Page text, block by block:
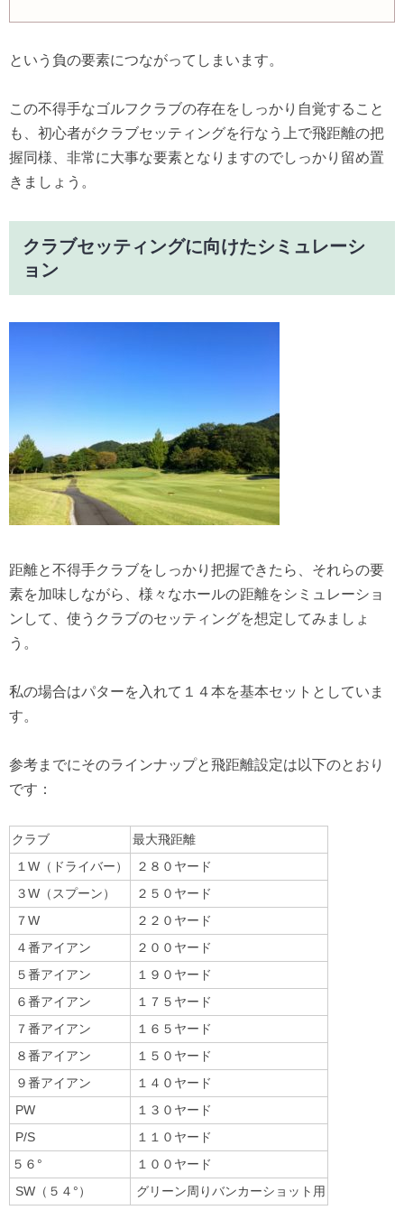
という負の要素につながってしまいます。
この不得手なゴルフクラブの存在をしっかり自覚すること
も、初心者がクラブセッティングを行なう上で飛距離の把
握同様、非常に大事な要素となりますのでしっかり留め置
きましょう。
クラブセッティングに向けたシミュレーシ
ョン
距離と不得手クラブをしっかり把握できたら、それらの要
素を加味しながら、様々なホールの距離をシミュレーショ
ンして、使うクラブのセッティングを想定してみましょ
う。
私の場合はパターを入れて１４本を基本セットとしていま
す。
参考までにそのラインナップと飛距離設定は以下のとおり
です：
クラブ
最大飛距離
１W（ドライバー）
２８０ヤード
３W（スプーン）
２５０ヤード
７W
２２０ヤード
４番アイアン
２００ヤード
５番アイアン
１９０ヤード
６番アイアン
１７５ヤード
７番アイアン
１６５ヤード
８番アイアン
１５０ヤード
９番アイアン
１４０ヤード
PW
１３０ヤード
P/S
１１０ヤード
５６°
１００ヤード
SW（５４°）
グリーン周りバンカーショット用